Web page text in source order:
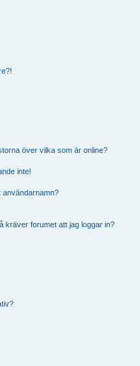
över vilka som är online?
inte!
användarnamn?
kräver forumet att jag loggar in?